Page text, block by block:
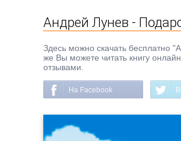
Андрей Лунев -
Здесь можно скачать бесплатно
же Вы можете читать книгу
отзывами.
На Facebook